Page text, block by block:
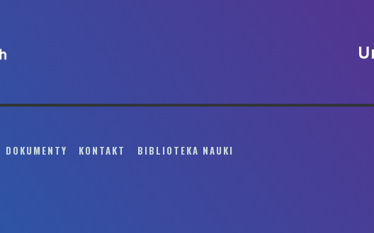
DOKUMENTY KONTAKT
BIBLIOTEKA NAUKI